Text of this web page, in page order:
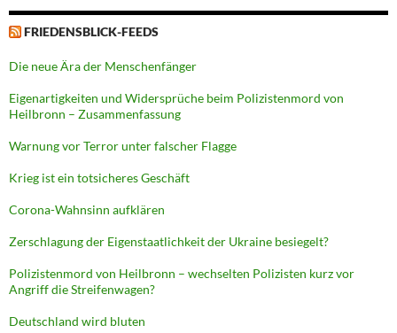
FRIEDENSBLICK-FEEDS
Die neue Ära der Menschenfänger
Eigenartigkeiten und Widersprüche beim Polizistenmord von
Heilbronn – Zusammenfassung
Warnung vor Terror unter falscher Flagge
Krieg ist ein totsicheres Geschäft
Corona-Wahnsinn aufklären
Zerschlagung der Eigenstaatlichkeit der Ukraine besiegelt?
Polizistenmord von Heilbronn – wechselten Polizisten kurz vor
Angriff die Streifenwagen?
Deutschland wird bluten